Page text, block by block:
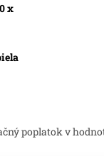
x
poplatok v